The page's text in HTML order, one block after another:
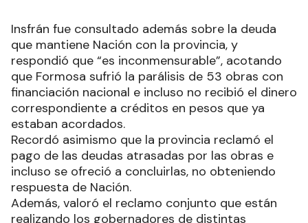
Insfrán fue consultado además sobre la deuda
que mantiene Nación con la provincia, y
respondió que “es inconmensurable”, acotando
que Formosa sufrió la parálisis de 53 obras con
financiación nacional e incluso no recibió el dinero
correspondiente a créditos en pesos que ya
estaban acordados.
Recordó asimismo que la provincia reclamó el
pago de las deudas atrasadas por las obras e
incluso se ofreció a concluirlas, no obteniendo
respuesta de Nación.
Además, valoró el reclamo conjunto que están
realizando los gobernadores de distintas